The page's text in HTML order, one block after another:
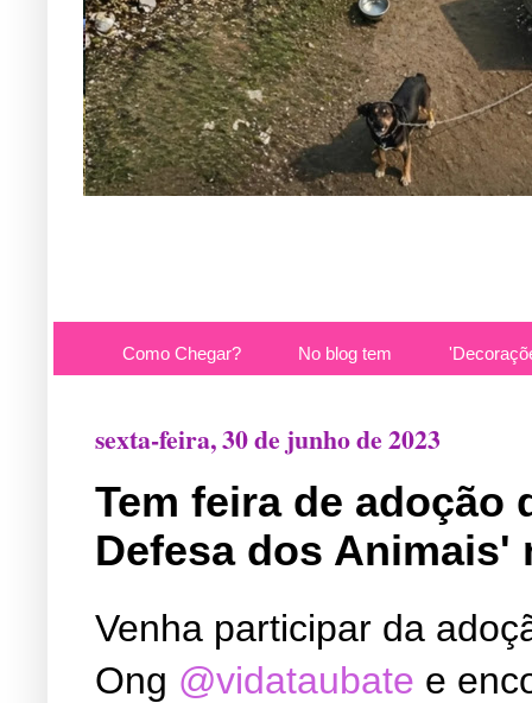
Como Chegar? No blog tem
sexta-feira, 30 de junho de 2023
Tem feira de adoção
Defesa dos Animais'
Venha participar da
Ong @vidataubate e